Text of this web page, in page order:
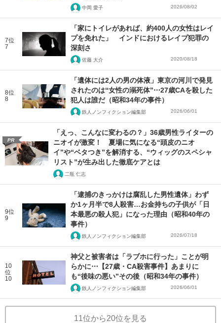
中岡 愛子 2026/08/02
7位
7
「家にトイレがあれば、約400人の女性はレイ
プを免れた」 インドにおけるレイプ犯罪の
深刻さ
佐藤 大介 2020/08/18
8位
8
「遺体には2人の男の体液」東京の河川で発見
されたのは“女性の溺死体”⋯27歳CAを殺した
犯人は誰だ（昭和34年の事件）
鉄人ノンフィクション編集部 2026/06/01
PR
「えっ、こんなに変わるの？」36歳男性ライターの
ニオイが激変！ 夏場に気になる“頭皮のニオ
イ”や“ベタつき”を解消する、“ウィッグのスペシャ
リスト”が生み出した徹底ケアとは
二瓶 仁志
9位
9
「逮捕のきっかけは腐乱した男性遺体」わず
か1ヶ月半で8人殺害…お金持ちの子供が「日
本最悪の殺人犯」になった理由（昭和40年の
事件）
鉄人ノンフィクション編集部 2026/07/18
10
位
10
神父と被害者は「ラブホに行った」ことが明
らかに⋯【27歳・CA殺害事件】あまりに
も“後味の悪い”その後（昭和34年の事件）
鉄人ノンフィクション編集部 2026/06/01
11位から20位を見る